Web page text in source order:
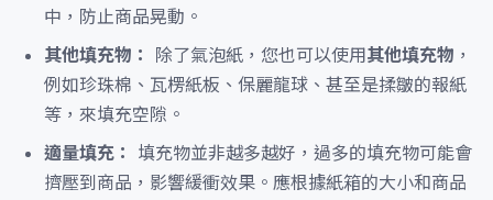
中，防止商品晃動。
其他填充物：
除了氣泡紙，您也可以使用其他填充物 ，
例如珍珠棉、瓦楞紙板、保麗龍球、甚至是揉皺的報紙
等，來填充空隙。
適量填充：
填充物並非越多越好，過多的填充物可能會
擠壓到商品，影響緩衝效果。應根據紙箱的大小和商品